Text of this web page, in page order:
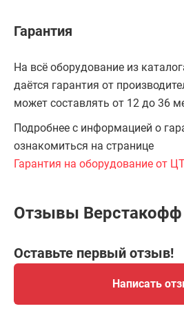
Гарантия
На всё оборудование из
даётся гарантия от
может составлять от 12 до 36
Подробнее с информацией о
ознакомиться на странице
Гарантия на оборудование от
Отзывы Верстакофф
Оставьте первый отзыв!
Написать